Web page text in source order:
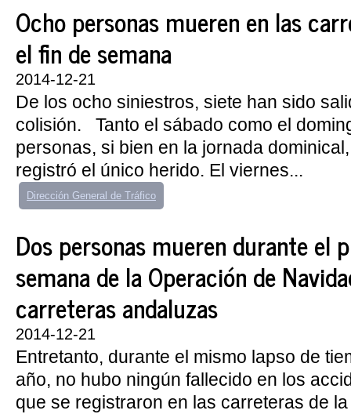
Ocho personas mueren en las
el fin de semana
2014-12-21
De los ocho siniestros, siete han sido
colisión. Tanto el sábado como el
personas, si bien en la jornada
registró el único herido. El viernes...
Dirección General de Tráfico
Dos personas mueren durante el
semana de la Operación de
carreteras andaluzas
2014-12-21
Entretanto, durante el mismo lapso de
año, no hubo ningún fallecido en los
que se registraron en las carreteras de